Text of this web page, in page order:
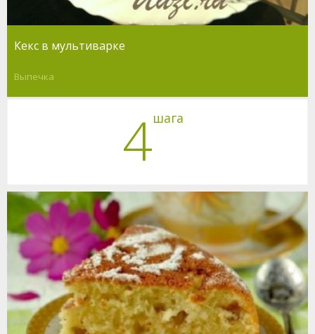
Кекс в мультиварке
Выпечка
4шага